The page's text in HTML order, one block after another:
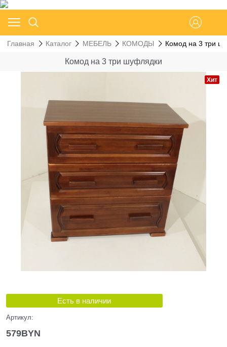
Главная Каталог МЕБЕЛЬ КОМОДЫ Комод на 3 три
Комод на 3 три шуфлядки
Хит
Есть в наличии
Артикул:
579BYN